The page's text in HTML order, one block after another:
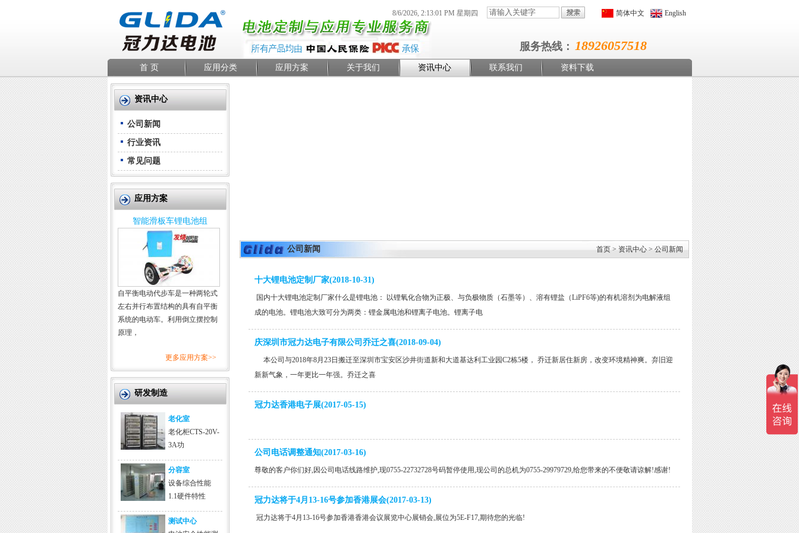
简体中文 English
服务热线： 18926057518
8/6/2026, 2:13:01 PM 星期四
首 页 应用分类 应用方案 关于我们 资讯中心 联系我们 资料下载
资讯中心
公司新闻
行业资讯
常见问题
应用方案
智能滑板车锂电池组
自平衡电动代步车是一种两轮式
左右并行布置结构的具有自平衡
系统的电动车。利用倒立摆控制
原理，
更多应用方案>>
研发制造
老化室
老化柜CTS-20V-
3A功
分容室
设备综合性能
1.1硬件特性
测试中心
公司新闻 首页> 资讯中心> 公司新闻
十大锂电池定制厂家(2018-10-31)
国内十大锂电池定制厂家什么是锂电池： 以锂氧化合物为正极、与负极物质（石墨等）、溶有锂盐（LiPF6等)的有机溶剂为电解液组
成的电池。锂电池大致可分为两类：锂金属电池和锂离子电池。锂离子电
庆深圳市冠力达电子有限公司乔迁之喜(2018-09-04)
本公司与2018年8月23日搬迁至深圳市宝安区沙井街道新和大道基达利工业园C2栋5楼， 乔迁新居住新房，改变环境精神爽。弃旧迎
新新气象，一年更比一年强。乔迁之喜
冠力达香港电子展(2017-05-15)
公司电话调整通知(2017-03-16)
尊敬的客户你们好,因公司电话线路维护,现0755-22732728号码暂停使用,现公司的总机为0755-29979729,给您带来的不便敬请谅解!感谢!
冠力达将于4月13-16号参加香港展会(2017-03-13)
冠力达将于4月13-16号参加香港香港会议展览中心展销会,展位为5E-F17,期待您的光临!